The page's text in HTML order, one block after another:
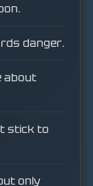
danger.
about
stick to
only